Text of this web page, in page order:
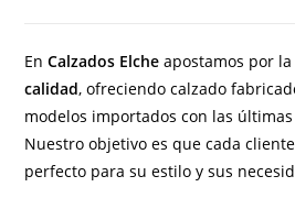
EnCalzados Elche apostamos por la
calidad, ofreciendo calzado
modelos importados con las
Nuestro objetivo es que cada
perfecto para su estilo y sus